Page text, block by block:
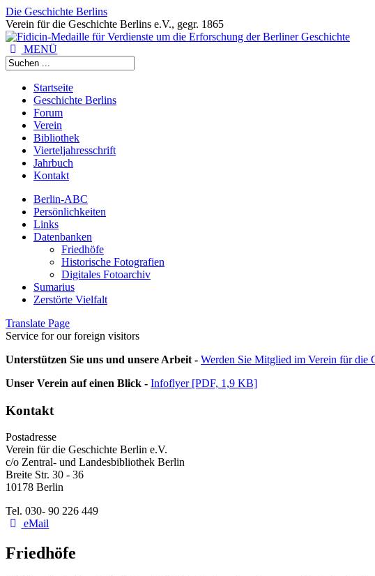
Die Geschichte Berlins
Verein für die Geschichte Berlins e.V., gegr. 1865
MENÜ
Startseite
Geschichte Berlins
Forum
Verein
Bibliothek
Vierteljahresschrift
Jahrbuch
Kontakt
Berlin-ABC
Persönlichkeiten
Links
Datenbanken
Friedhöfe
Historische Fotografien
Digitales Fotoarchiv
Sumarius
Zerstörte Vielfalt
Translate Page
Service for our foreign visitors
Unterstützen Sie uns und unsere Arbeit - Werden Sie Mitglied im Verein für die
Unser Verein auf einen Blick - Infoflyer [PDF, 1,9 KB]
Kontakt
Postadresse
Verein für die Geschichte Berlin e.V.
c/o Zentral- und Landesbibliothek Berlin
Breite Str. 30 - 36
10178 Berlin
Tel. 030- 90 226 449
eMail
Friedhöfe